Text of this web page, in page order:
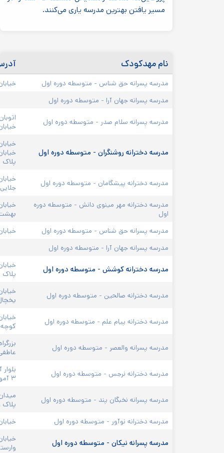
مسیر یافتن بهترین مدرسه یاری می‌کنند.
نام مهدکودک
مدرسه پسرانه حق شناس - متوسطه دوره اول
مدرسه پسرانه جهان آرا - متوسطه دوره اول
مدرسه پسرانه سلام صدر - متوسطه دوره اول
مدرسه دخترانه روشنگران - متوسطه دوره اول
پلاک ۱۱
مدرسه دخترانه پیشگامان - متوسطه دوره اول
مدرسه دخترانه مهر مینوی دانش - متوسطه دوره
اول
بهشت
مدرسه پسرانه حق شناس - متوسطه دوره اول
مدرسه پسرانه جهان آرا - متوسطه دوره اول
مدرسه دخترانه کوشش - متوسطه دوره اول
پلاک ۲۴۵
مدرسه دخترانه صالحین - متوسطه دوره اول
مدرسه دخترانه پیام علم - متوسطه دوره اول کوچه
مدرسه پسرانه والعصر - متوسطه دوره اول
مدرسه دخترانه نرجس - متوسطه دوره اول ۳ آموزش و پرورش
مدرسه پسرانه نخبگان پند - متوسطه دوره اول
پلاک ۲۸
مدرسه دخترانه نوآور - متوسطه دوره اول
مدرسه پسرانه نیکان - متوسطه دوره اول